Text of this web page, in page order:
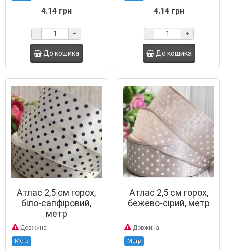
4.14 грн
- +
До кошика
4.14 грн
- +
До кошика
Атлас 2,5 см горох,
біло-сапфіровий,
метр
Довжина
Метр
Атлас 2,5 см горох,
бежево-сірий, метр
Довжина
Метр